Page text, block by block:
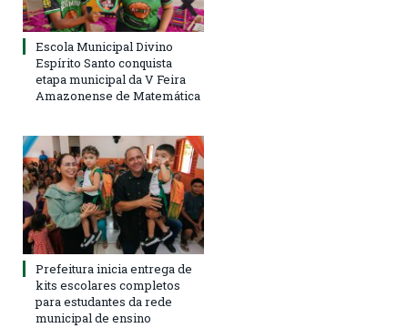
Escola Municipal Divino
Espírito Santo conquista
etapa municipal da V Feira
Amazonense de Matemática
Prefeitura inicia entrega de
kits escolares completos
para estudantes da rede
municipal de ensino